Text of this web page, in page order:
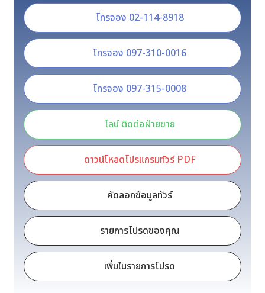
โทรจอง 02-114-8918
โทรจอง 097-310-0016
โทรจอง 097-315-0008
ไลน์ ติดต่อฝ่ายขาย
ดาวน์โหลดโปรแกรมทัวร์ PDF
คัดลอกข้อมูลทัวร์
รายการโปรดของคุณ
เพิ่มในรายการโปรด